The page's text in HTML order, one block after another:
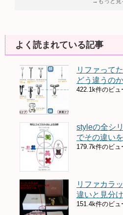
よく読まれている記事
リファって
どう違うの
422.1k件のビュ
styleの全シ
でその違い
179.7k件のビュ
リファカラ
違いと見分
151.4k件のビュ